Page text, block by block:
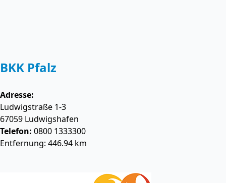
BKK Pfalz
Adresse:
Ludwigstraße 1-3
67059 Ludwigshafen
Telefon: 0800 1333300
Entfernung: 446.94 km